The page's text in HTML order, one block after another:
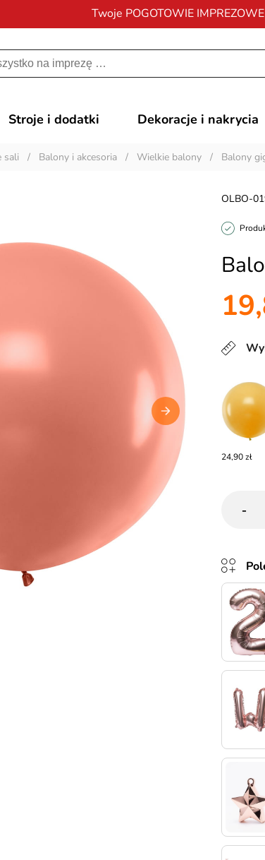
Twoje POGOTOWIE
Darmowa dostawana
Stroje i dodatki Dekoracje i nakrycia
sali / Balony i akcesoria / Wielkie balony / Balony
OLBO-
24,90 zł
-